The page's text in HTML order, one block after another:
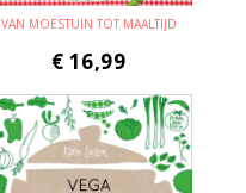
VAN MOESTUIN TOT MAALTIJD
€ 16,99